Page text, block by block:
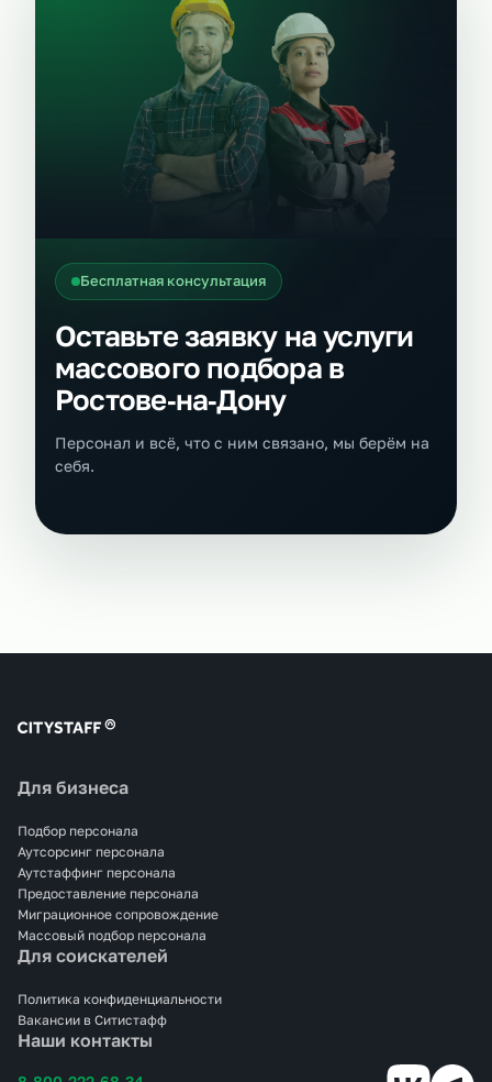
Бесплатная консультация
Оставьте заявку на услуги
массового подбора в
Ростове‑на‑Дону
Персонал и всё, что с ним связано, мы берём на
себя.
Наши контакты
Для бизнеса
Подбор персонала
Аутсорсинг персонала
Аутстаффинг персонала
Предоставление персонала
Миграционное сопровождение
Массовый подбор персонала
Для соискателей
Политика конфиденциальности
Вакансии в Ситистафф